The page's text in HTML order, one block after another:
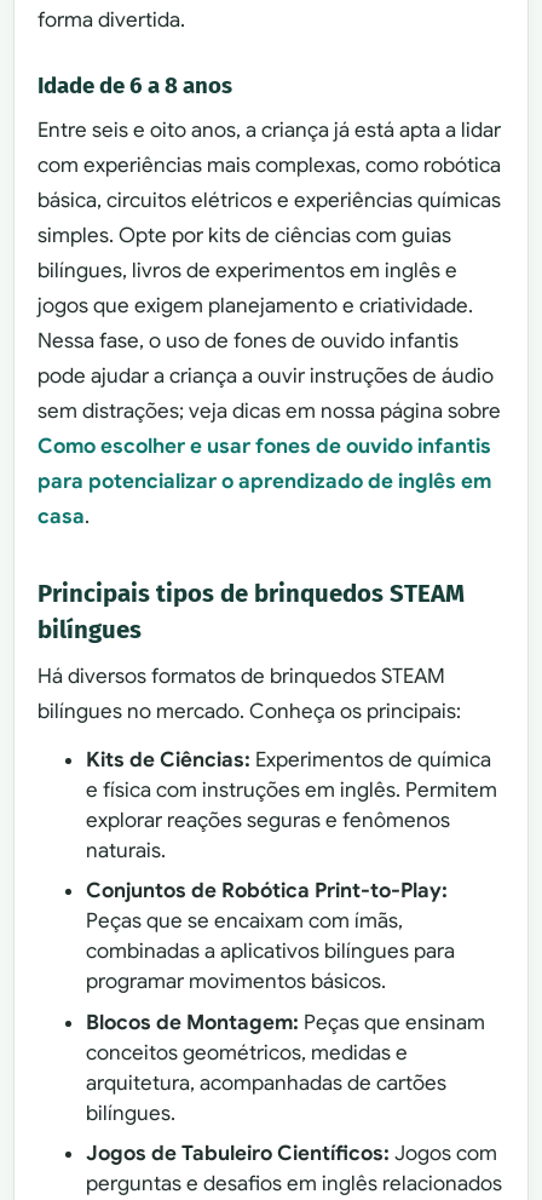
forma divertida.
Idade de 6 a 8 anos
Entre seis e oito anos, a criança já está apta a lidar
com experiências mais complexas, como robótica
básica, circuitos elétricos e experiências químicas
simples. Opte por kits de ciências com guias
bilíngues, livros de experimentos em inglês e
jogos que exigem planejamento e criatividade.
Nessa fase, o uso de fones de ouvido infantis
pode ajudar a criança a ouvir instruções de áudio
sem distrações; veja dicas em nossa página sobre
Como escolher e usar fones de ouvido infantis
para potencializar o aprendizado de inglês em
casa.
Principais tipos de brinquedos STEAM
bilíngues
Há diversos formatos de brinquedos STEAM
bilíngues no mercado. Conheça os principais:
Kits de Ciências: Experimentos de química
e física com instruções em inglês. Permitem
explorar reações seguras e fenômenos
naturais.
Conjuntos de Robótica Print-to-Play:
Peças que se encaixam com ímãs,
combinadas a aplicativos bilíngues para
programar movimentos básicos.
Blocos de Montagem: Peças que ensinam
conceitos geométricos, medidas e
arquitetura, acompanhadas de cartões
bilíngues.
Jogos de Tabuleiro Científicos: Jogos com
perguntas e desafios em inglês relacionados